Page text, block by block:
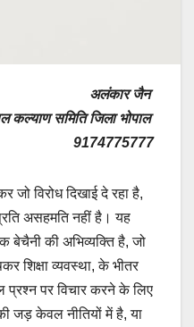
अलंकार जैन
कल्याण समिति जिला भोपाल
9174775777
विरोध दिखाई दे रहा है,
असहमति नहीं है। यह
बेचैनी की अभिव्यक्ति है, जो
शिक्षा व्यवस्था, के भीतर
प्रश्न पर विचार करने के लिए
जड़ केवल नीतियों में है, या